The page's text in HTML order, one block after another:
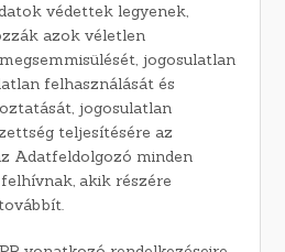
védettek legyenek,
azok véletlen
jogosulatlan
felhasználását és
jogosulatlan
teljesítésére az
Adatfeldolgozó minden
akik részére